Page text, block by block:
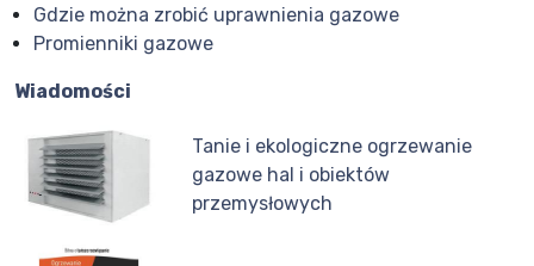
Gdzie można zrobić uprawnienia gazowe
Promienniki gazowe
Wiadomości
Tanie i ekologiczne ogrzewanie
gazowe hal i obiektów
przemysłowych